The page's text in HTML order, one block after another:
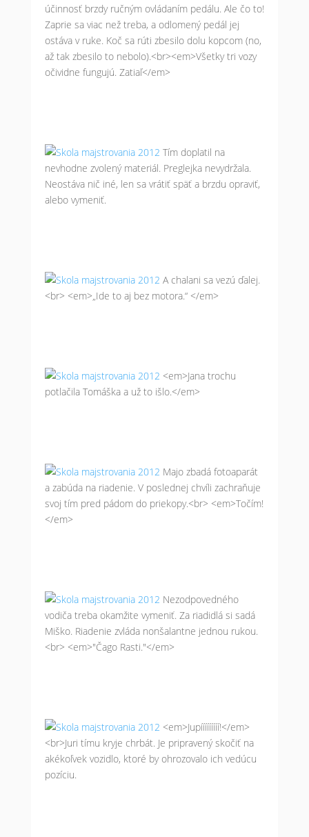
účinnosť brzdy ručným ovládaním pedálu. Ale čo to!
Zaprie sa viac než treba, a odlomený pedál jej
ostáva v ruke. Koč sa rúti zbesilo dolu kopcom (no,
až tak zbesilo to nebolo).<br><em>Všetky tri vozy
očividne fungujú. Zatiaľ</em>
Tím doplatil na
nevhodne zvolený materiál. Preglejka nevydržala.
Neostáva nič iné, len sa vrátiť späť a brzdu opraviť,
alebo vymeniť.
A chalani sa vezú ďalej.
<br> <em>„Ide to aj bez motora.“ </em>
<em>Jana trochu
potlačila Tomáška a už to išlo.</em>
Majo zbadá fotoaparát
a zabúda na riadenie. V poslednej chvíli zachraňuje
svoj tím pred pádom do priekopy.<br> <em>Točím!
</em>
Nezodpovedného
vodiča treba okamžite vymeniť. Za riadidlá si sadá
Miško. Riadenie zvláda nonšalantne jednou rukou.
<br> <em>"Čago Rasti."</em>
<em>Jupííííííííí!</em>
<br>Juri tímu kryje chrbát. Je pripravený skočiť na
akékoľvek vozidlo, ktoré by ohrozovalo ich vedúcu
pozíciu.